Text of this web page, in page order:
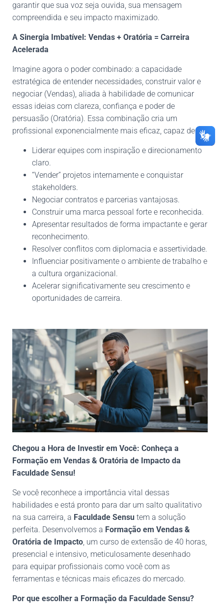
garantir que sua voz seja ouvida, sua mensagem
compreendida e seu impacto maximizado.
A Sinergia Imbatível: Vendas + Oratória = Carreira
Acelerada
Imagine agora o poder combinado: a capacidade
estratégica de entender necessidades, construir valor e
negociar (Vendas), aliada à habilidade de comunicar
essas ideias com clareza, confiança e poder de
persuasão (Oratória). Essa combinação cria um
profissional exponencialmente mais eficaz, capaz de:
Liderar equipes com inspiração e direcionamento
claro.
“Vender” projetos internamente e conquistar
stakeholders.
Negociar contratos e parcerias vantajosas.
Construir uma marca pessoal forte e reconhecida.
Apresentar resultados de forma impactante e gerar
reconhecimento.
Resolver conflitos com diplomacia e assertividade.
Influenciar positivamente o ambiente de trabalho e
a cultura organizacional.
Acelerar significativamente seu crescimento e
oportunidades de carreira.
Chegou a Hora de Investir em Você: Conheça a
Formação em Vendas & Oratória de Impacto da
Faculdade Sensu!
Se você reconhece a importância vital dessas
habilidades e está pronto para dar um salto qualitativo
na sua carreira, a Faculdade Sensu tem a solução
perfeita. Desenvolvemos a Formação em Vendas &
Oratória de Impacto, um curso de extensão de 40 horas,
presencial e intensivo, meticulosamente desenhado
para equipar profissionais como você com as
ferramentas e técnicas mais eficazes do mercado.
Por que escolher a Formação da Faculdade Sensu?